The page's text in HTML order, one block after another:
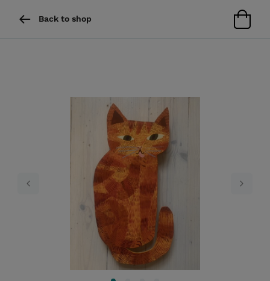
Back to shop
Previous Next